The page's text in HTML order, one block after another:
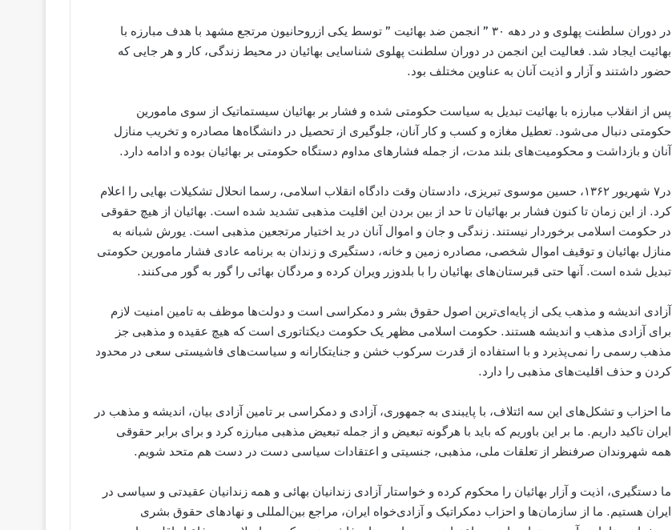
در دوران سلطنت پهلوی و در دهه ۳۰ ” انجمن ضد بهائیت ” توسط یکی ازروحانیون مرتجع مشهد با هدف مبارزه با
بهائیت ایجاد شد. فعالیت این انجمن در دوران سلطنت پهلوی شناسایی بهائیان در محیط زندگی، کار و هر جایی که
حضور داشتند و آزار و اذیت آنان به عناوین مختلف بود.
پس از انقلاب مبارزه با بهائیت تبدیل به سیاست حکومتی شده و فشار بر بهائیان سیستماتیک از سوی مامورین
حکومتی دنبال می‌شود. تعطیل مغازه و کسب و کار آنان، جلوگیری از تحصیل در دانشگاه‌ها مصادره و تخریب منازل
آنان و بازداشت و محکومیت‌های بلند مدت، از جمله فشارهای مداوم دستگاه حکومتی بر بهائیان بوده و ادامه دارد.
در۷ شهریور ۱۳۶۲، حسین موسوی تبریزی، دادستان وقت دادگاه انقلاب اسلامی، رسما انحلال تشکیلات بهايی را اعلام
کرد. از این زمان تا کنون فشار بر بهائیان تا حد از بین بردن این اقلیت مذهبی تشدید شده است. بهائیان از هیچ حقوقی
در حکومت اسلامی برخوردار نیستند. زندگی و جان و اموال آنان در ید اختیار مرتجعین مذهبی است. یورش شبانه به
منازل بهائیان و توقیف اموال شخصی، مصادره زمین و خانه، دستگیری و زندان به برنامه عادی فشار مامورین حکومتی
تبدیل شده است. آنها حتی قبرستان‌های بهائیان را با بلدوزر ویران کرده و مردگان بهائی را گور به گور می‌کنند.
آزادی اندیشه و مذهب یکی از پایه‌ای‌ترین اصول حقوق بشر و دمکراسی است و دولت‌ها موظف به تامین امنیت لازم
برای آزادی مذهب و اندیشه هستند. حکومت اسلامی مظهر یک حکومت دیکتاتوری است که هیچ عقیده و مذهبی جز
مذهب رسمی را نمی‌پذیرد و با استفاده از قدرت سرکوب خشن و جنایتکارانه و سیاست‌های فاشیستی سعی در محدود
کردن و حذف اقلیت‌های مذهبی را دارد.
ما احزاب و تشکل‌های این سه ائتلاف، با پایبندی به جمهوری، آزادی و دمکراسی بر تامین آزادی بیان، اندیشه و مذهب در
ایران تاکید داریم. ما بر این باوریم که باید با هرگونه تبعیض و از جمله تبعیض مذهبی مبارزه کرد و برای برابر حقوقی
همه شهروندان صرفنظر از تعلقات ملی، مذهبی، جنسیتی و اعتقادات سیاسی دست در دست هم متحد شویم.
ما دستگیری، اذیت و آزار بهائیان را محکوم کرده و خواستار آزادی زندانیان بهائی و همه زندانیان عقیدتی و سیاسی در
ایران هستیم. ما از سازمان‌ها و احزاب دمکراتیک و آزادی‌خواه ایران، مراجع بین‌المللی و نهادهای حقوق بشری